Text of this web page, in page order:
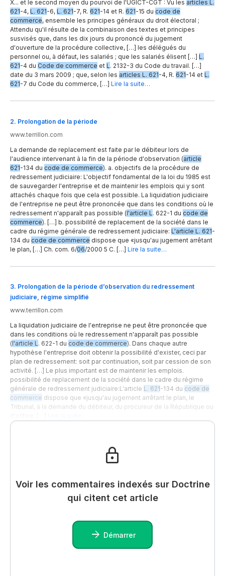
X... et le second moyen du pourvoi de l'UGICT-CGT : Vu les articles L.
621-4, L. 621-6, L. 621-7, R. 621-14 et R. 621-15 du code de
commerce, ensemble les principes généraux du droit électoral ;
Attendu qu'il résulte de la combinaison des textes et principes
susvisés que, dans les dix jours du prononcé du jugement
d'ouverture de la procédure collective, […] les délégués du
personnel ou, à défaut, les salariés ; que les salariés élisent […] L.
621-4 du Code de commerce et L. 2132-3 du Code du travail. […]
date du 3 mars 2009 ; que, selon les articles L. 621-4, R. 621-14 et L.
621-7 du Code du commerce, […] Lire la suite…
2. Prolongation de la période
www.terrillon.com
La demande de replacement est faite par le débiteur lors de
l'audience intervenant à la fin de la période d'observation (article
621-134 du code de commerce). a. objectifs de la procédure de
redressement judiciaire: L'objectif fondamental de la loi du 1985 est
de sauvegarder l'entreprise et de maintenir les emplois qui y sont
attachés chaque fois que cela est possible. La liquidation judiciaire
de l'entreprise ne peut être prononcée que dans les conditions où le
redressement n'apparaît pas possible (l'article L . 622-1 du code de
commerce). […] b. possibilité de replacement de la société dans le
cadre du régime générale de redressement judiciaire: L'article L. 621-
134 du code de commerce dispose que «jusqu'au jugement arrêtant
le plan, […] Ch. com. 6/06/2000 5 C. […] Lire la suite…
3. Prolongation de la période d’observation du redressement
judiciaire, régime simplifié
www.terrillon.com
La liquidation judiciaire de l'entreprise ne peut être prononcée que
dans les conditions où le redressement n'apparaît pas possible
(l'article L. 622-1 du code de commerce). Dans chaque autre
hypothèse l'entreprise doit obtenir la possibilité d'exister, ceci par
plan de redressement: soit par continuation, soit par cession de son
activité. […] Le plus important est de maintenir les emplois.
possibilité de replacement de la société dans le cadre du régime
générale de redressement judiciaire:L'article L. 621-134 du code de
commerce dispose que «jusqu'au jugement arrêtant le plan, le
Tribunal, à la demande du débiteur, du procureur de la République ou
Voir les commentaires indexés sur Doctrine
qui citent cet article
Démarrer